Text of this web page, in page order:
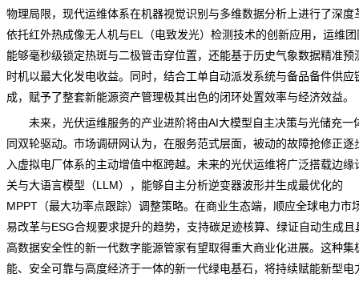
物理局限，现代运维体系在机器视觉识别与多维数据分析上进行了深度
依托红外热成像无人机与EL（电致发光）检测技术的创新应用，运维团
能够毫秒级锁定热斑与二极管击穿位置，还能基于历史气象数据精准预
时机以最大化发电收益。同时，结合工单自动派发系统与备品备件供应
成，赋予了整套新能源资产管理极其出色的闭环处置效率与经济效益。
未来，光伏运维服务的产业进阶将由AI大模型自主决策与光储充一
同双轮驱动。 市场调研网认为，在服务范式层面，被动的故障抢修正逐
入虚拟电厂体系的主动增值中枢跨越。未来的光伏运维将广泛搭载边缘
关与大语言模型（LLM），能够自主分析逆变器波形并生成最优化的
MPPT（最大功率点跟踪）调整策略。在商业生态端，顺应全球电力市
易改革与ESG合规要求提升的趋势，支持碳足迹核算、绿证自动生成且
高数据安全性的新一代数字能源管家有望取得重大商业化进展。这种集
能、安全可靠与高度经济于一体的新一代绿电基石，将持续赋能新型电